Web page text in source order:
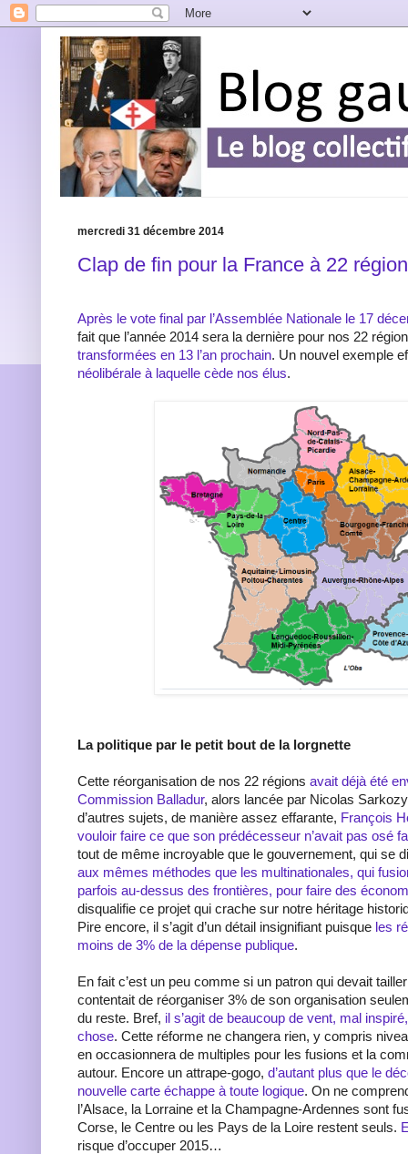
mercredi 31 décembre 2014
Clap de fin pour la France à 22
Après le vote final par l’Assemblée Nationale le 17
fait que l’année 2014 sera la dernière pour nos 22
transformées en 13 l’an prochain. Un nouvel exemple
néolibérale à laquelle cède nos élus.
La politique par le petit bout de la lorgnette
Cette réorganisation de nos 22 régions avait déjà été
Commission Balladur, alors lancée par Nicolas
d’autres sujets, de manière assez effarante, François
vouloir faire ce que son prédécesseur n’avait pas osé
tout de même incroyable que le gouvernement, qui se
aux mêmes méthodes que les multinationales, qui
parfois au-dessus des frontières, pour faire des
disqualifie ce projet qui crache sur notre héritage
Pire encore, il s’agit d’un détail insignifiant puisque les
moins de 3% de la dépense publique.
En fait c’est un peu comme si un patron qui devait
contentait de réorganiser 3% de son organisation
du reste. Bref, il s’agit de beaucoup de vent, mal
chose. Cette réforme ne changera rien, y compris
en occasionnera de multiples pour les fusions et la
autour. Encore un attrape-gogo, d’autant plus que le
nouvelle carte échappe à toute logique. On ne
l’Alsace, la Lorraine et la Champagne-Ardennes sont
Corse, le Centre ou les Pays de la Loire restent seuls.
risque d’occuper 2015…